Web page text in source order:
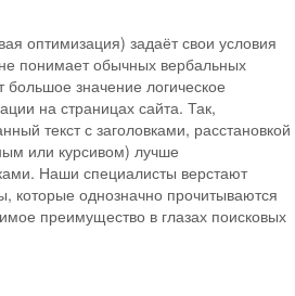
оптимизация) задаёт свои условия
понимает обычных вербальных
большое значение логическое
на страницах сайта. Так,
текст с заголовками, расстановкой
или курсивом) лучше
Наши специалисты верстают
которые однозначно прочитываются
преимущество в глазах поисковых